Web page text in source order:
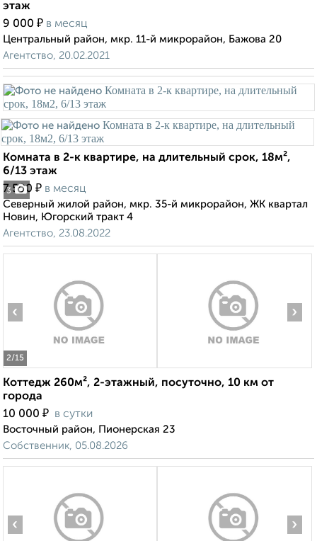
этаж
9 000 ₽ в месяц
Центральный район, мкр. 11-й микрорайон, Бажова 20
Агентство, 20.02.2021
3
Комната в 2-к квартире, на длительный срок, 18м²,
6/13 этаж
7 500 ₽ в месяц
Северный жилой район, мкр. 35-й микрорайон, ЖК квартал
Новин, Югорский тракт 4
Агентство, 23.08.2022
2/15
‹ ›
Коттедж 260м², 2-этажный, посуточно, 10 км от
города
10 000 ₽ в сутки
Восточный район, Пионерская 23
Собственник, 05.08.2026
‹ ›